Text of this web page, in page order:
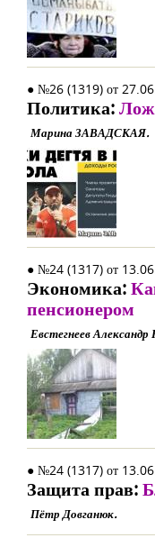
● №26 (1319) от
Политика:
Марина ЗАВАДСКАЯ.
● №24 (1317) от
Экономика:
пенсионером
Евстегнеев Александр
● №24 (1317) от
Защита прав:
Пётр Довганюк.